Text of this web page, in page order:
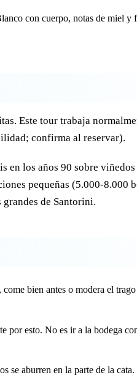
con cuerpo, notas de miel y
Este tour trabaja
confirma al reservar).
en los años 90 sobre
pequeñas (5.000-8.000
de Santorini.
bien antes o modera el
por esto. No es ir a la bodega
se aburren en la parte de la